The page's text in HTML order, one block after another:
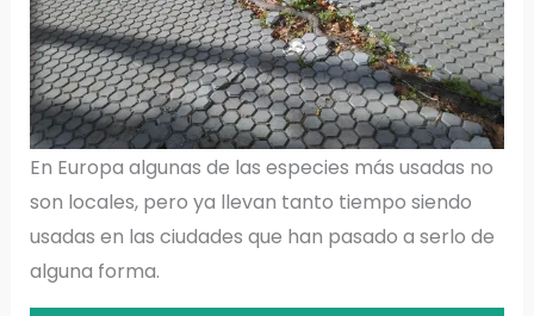
En Europa algunas de las especies más usadas no
son locales, pero ya llevan tanto tiempo siendo
usadas en las ciudades que han pasado a serlo de
alguna forma.